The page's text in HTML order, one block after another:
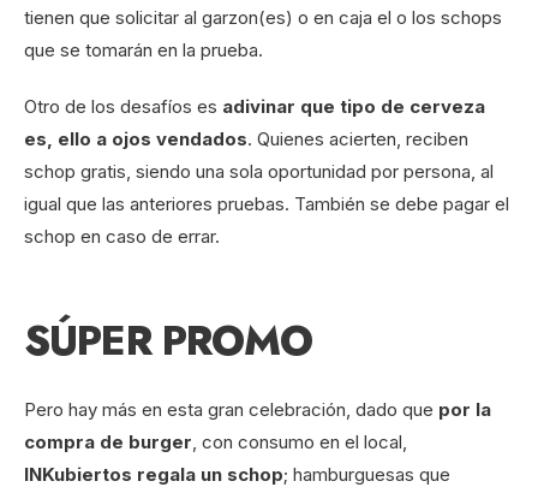
tienen que solicitar al garzon(es) o en caja el o los schops
que se tomarán en la prueba.
Otro de los desafíos es adivinar que tipo de cerveza
es, ello a ojos vendados. Quienes acierten, reciben
schop gratis, siendo una sola oportunidad por persona, al
igual que las anteriores pruebas. También se debe pagar el
schop en caso de errar.
SÚPER PROMO
Pero hay más en esta gran celebración, dado que por la
compra de burger, con consumo en el local,
INKubiertos regala un schop; hamburguesas que